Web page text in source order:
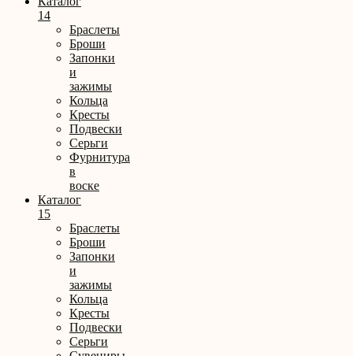
14
Браслеты
Броши
Запонки
и
зажимы
Кольца
Кресты
Подвески
Серьги
Фурнитура
в
воске
Каталог
15
Браслеты
Броши
Запонки
и
зажимы
Кольца
Кресты
Подвески
Серьги